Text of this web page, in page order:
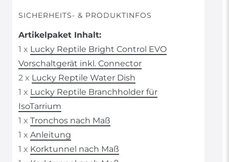
SICHERHEITS- & PRODUKTINFOS
Artikelpaket Inhalt:
1 x Lucky Reptile Bright Control EVO
Vorschaltgerät inkl. Connector
2 x Lucky Reptile Water Dish
1 x Lucky Reptile Branchholder für
IsoTarrium
1 x Tronchos nach Maß
1 x Anleitung
1 x Korktunnel nach Maß